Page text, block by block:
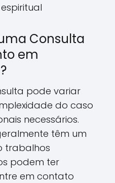
Consulta
em
pode variar
do caso
necessários.
têm um
trabalhos
podem ter
em contato